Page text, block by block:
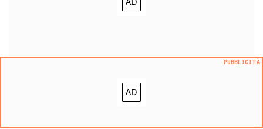
PUBBLICITÀ